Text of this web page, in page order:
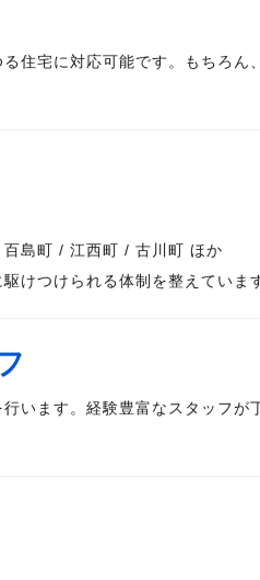
住宅に対応可能です。もちろん
島町 / 江西町 / 古川町 ほか
けつけられる体制を整えていま
います。経験豊富なスタッフが